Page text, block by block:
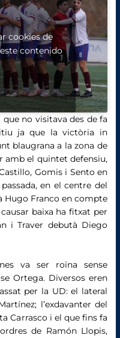
cookies de
contenido
no visitava des de fa
ja que la victòria in
blaugrana a la zona de
amb el quintet defensiu,
Gomis i Sento en
en el centre del
Hugo Franco en compte
baixa ha fitxat per
i Traver debutà Diego
va ser roïna sense
Ortega. Diversos eren
per la UD: el lateral
l’exdavanter del
Carrasco i el que fins fa
de Ramón Llopis,